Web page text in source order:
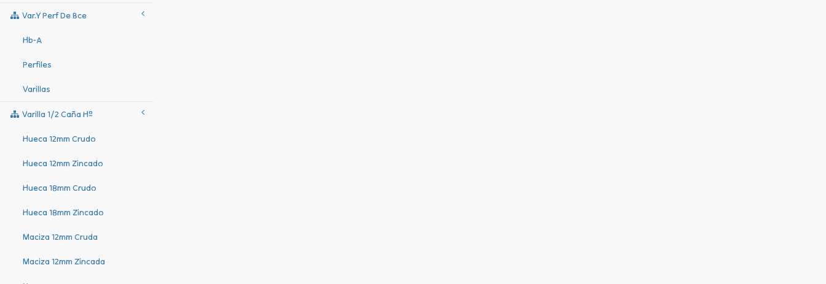
Var.y Perf De Bce
Hb-A
Perfiles
Varillas
Varilla 1/2 Caña Hº
Hueca 12mm Crudo
Hueca 12mm Zincado
Hueca 18mm Crudo
Hueca 18mm Zincado
Maciza 12mm Cruda
Maciza 12mm Zincada